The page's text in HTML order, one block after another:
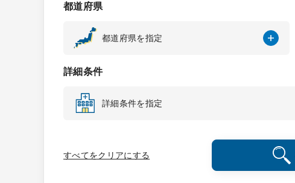
都道府県
都道府県を指定
詳細条件
詳細条件を指定
すべてをクリアにする